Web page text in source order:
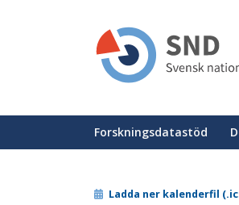
Huvudmeny
Forskningsdatastöd
Ladda ner kalenderfil